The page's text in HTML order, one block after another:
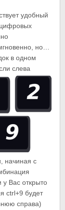
удобный
но…
в одном
слева
начиная с
Вас открыто
ctrl+9 будет
справа)